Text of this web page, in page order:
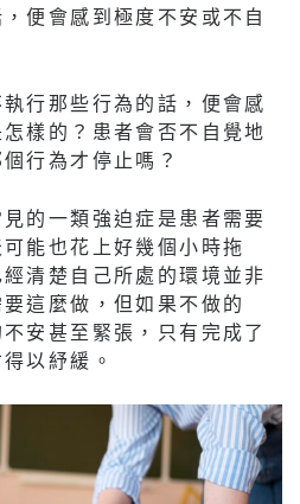
便會感到極度不安或不自
行那些行為的話，便會感
樣的？患者會否不自覺地
行為才停止嗎？
的一類強迫症是患者需要
能也花上好幾個小時拖
清楚自己所處的環境並非
這麼做，但如果不做的
安甚至緊張，只有完成了
以紓緩。